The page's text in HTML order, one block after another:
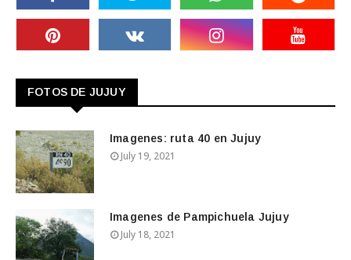
FOTOS DE JUJUY
Imagenes: ruta 40 en Jujuy
July 19, 2021
Imagenes de Pampichuela Jujuy
July 18, 2021